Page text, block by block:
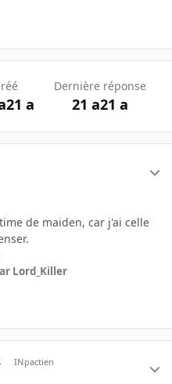
21 a
Dernière réponse
21 a21 a
de maiden, car j'ai celle
Lord_Killer
INpactien